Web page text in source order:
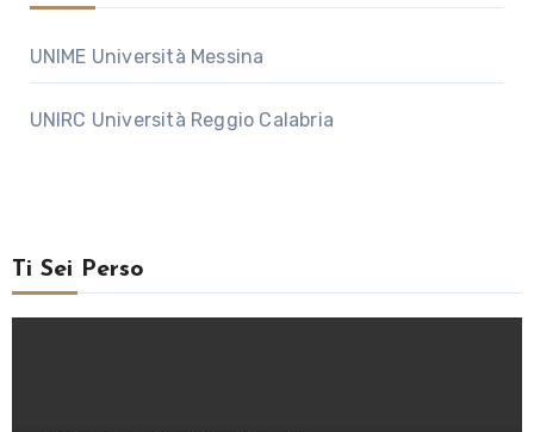
UNIME Università Messina
UNIRC Università Reggio Calabria
Ti Sei Perso